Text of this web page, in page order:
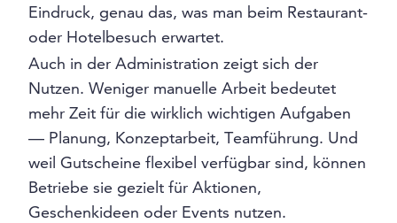
Eindruck, genau das, was man beim Restaurant-
oder Hotelbesuch erwartet.
Auch in der Administration zeigt sich der
Nutzen. Weniger manuelle Arbeit bedeutet
mehr Zeit für die wirklich wichtigen Aufgaben
— Planung, Konzeptarbeit, Teamführung. Und
weil Gutscheine flexibel verfügbar sind, können
Betriebe sie gezielt für Aktionen,
Geschenkideen oder Events nutzen.